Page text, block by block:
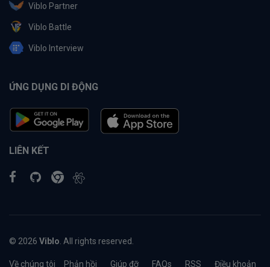
Viblo Partner
Viblo Battle
Viblo Interview
ỨNG DỤNG DI ĐỘNG
LIÊN KẾT
© 2026 Viblo . All rights reserved.
Về chúng tôi Phản hồi Giúp đỡ FAQs RSS Điều khoản